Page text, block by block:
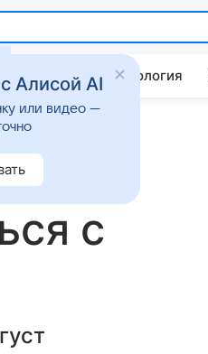
жизни Психология
к
с
Алисой AI
или видео —